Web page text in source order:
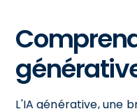
L'IA générative, une